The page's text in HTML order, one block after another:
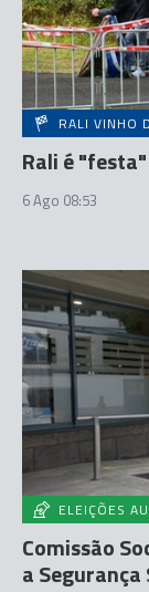
RALI VINHO
Rali é
6 Ago 08:53
ELEIÇÕES
Comissão
a Segurança